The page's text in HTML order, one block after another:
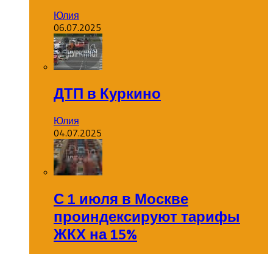
Юлия
06.07.2025
ДТП в Куркино
Юлия
04.07.2025
С 1 июля в Москве
проиндексируют тарифы
ЖКХ на 15%